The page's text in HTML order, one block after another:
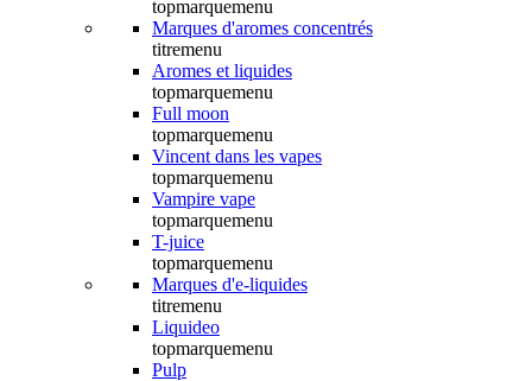
topmarquemenu
Marques d'aromes concentrés
titremenu
Aromes et liquides
topmarquemenu
Full moon
topmarquemenu
Vincent dans les vapes
topmarquemenu
Vampire vape
topmarquemenu
T-juice
topmarquemenu
Marques d'e-liquides
titremenu
Liquideo
topmarquemenu
Pulp